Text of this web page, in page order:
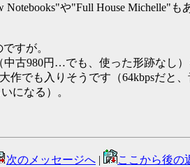
や"Full House Michelle"
すが。
古980円…でも、使った形跡なし）
でも入りそうです（64kbpsだ
になる）。
次のメッセージへ ここから後の